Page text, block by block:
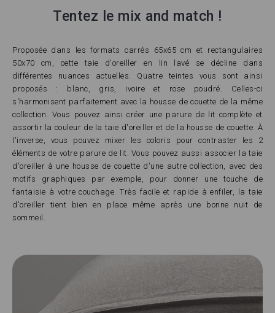
Tentez le mix and match !
Proposée dans les formats carrés 65x65 cm et rectangulaires
50x70 cm, cette taie d'oreiller en lin lavé se décline dans
différentes nuances actuelles. Quatre teintes vous sont ainsi
proposés : blanc, gris, ivoire et rose poudré. Celles-ci
s'harmonisent parfaitement avec la housse de couette de la même
collection. Vous pouvez ainsi créer une parure de lit complète et
assortir la couleur de la taie d'oreiller et de la housse de couette. À
l'inverse, vous pouvez mixer les coloris pour contraster les 2
éléments de votre parure de lit. Vous pouvez aussi associer la taie
d'oreiller à une housse de couette d'une autre collection, avec des
motifs graphiques par exemple, pour donner une touche de
fantaisie à votre couchage. Très facile et rapide à enfiler, la taie
d'oreiller tient bien en place même après une bonne nuit de
sommeil.